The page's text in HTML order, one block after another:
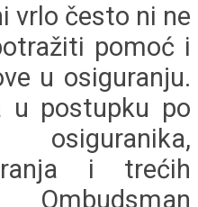
vrlo često ni ne
pomoć i
u osiguranju.
u postupku po
i trećih